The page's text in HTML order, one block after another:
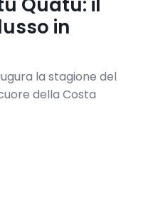
in
la stagione del
della Costa